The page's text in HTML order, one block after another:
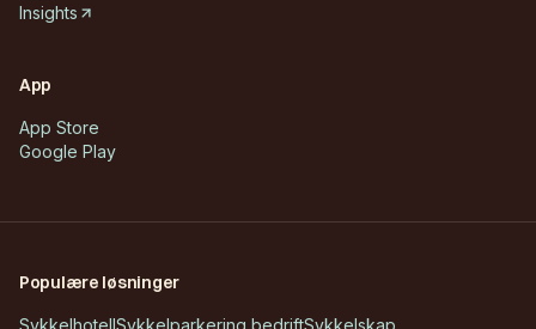
Insights
App
App Store
Google Play
Populære løsninger
SykkelhotellSykkelparkering bedriftSykkelskap